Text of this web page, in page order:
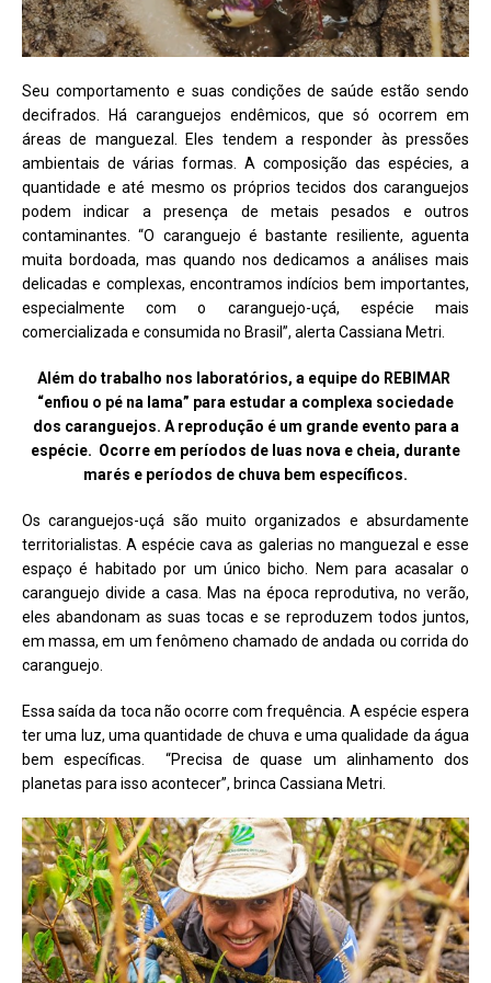
Seu comportamento e suas condições de saúde estão sendo
decifrados. Há caranguejos endêmicos, que só ocorrem em
áreas de manguezal. Eles tendem a responder às pressões
ambientais de várias formas. A composição das espécies, a
quantidade e até mesmo os próprios tecidos dos caranguejos
podem indicar a presença de metais pesados e outros
contaminantes. “O caranguejo é bastante resiliente, aguenta
muita bordoada, mas quando nos dedicamos a análises mais
delicadas e complexas, encontramos indícios bem importantes,
especialmente com o caranguejo-uçá, espécie mais
comercializada e consumida no Brasil”, alerta Cassiana Metri.
Além do trabalho nos laboratórios, a equipe do REBIMAR
“enfiou o pé na lama” para estudar a complexa sociedade
dos caranguejos. A reprodução é um grande evento para a
espécie. Ocorre em períodos de luas nova e cheia, durante
marés e períodos de chuva bem específicos.
Os caranguejos-uçá são muito organizados e absurdamente
territorialistas. A espécie cava as galerias no manguezal e esse
espaço é habitado por um único bicho. Nem para acasalar o
caranguejo divide a casa. Mas na época reprodutiva, no verão,
eles abandonam as suas tocas e se reproduzem todos juntos,
em massa, em um fenômeno chamado de andada ou corrida do
caranguejo.
Essa saída da toca não ocorre com frequência. A espécie espera
ter uma luz, uma quantidade de chuva e uma qualidade da água
bem específicas. “Precisa de quase um alinhamento dos
planetas para isso acontecer”, brinca Cassiana Metri.